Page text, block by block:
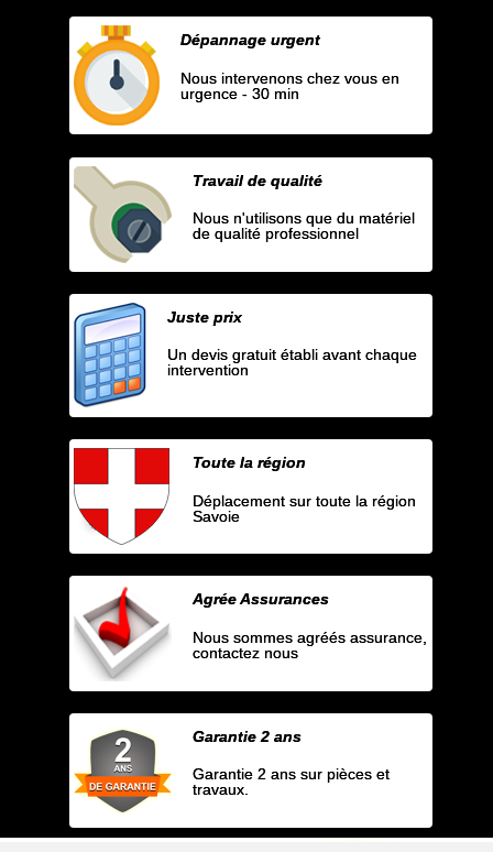
Dépannage urgent
Nous intervenons chez vous en
urgence - 30 min
Travail de qualité
Nous n'utilisons que du matériel
de qualité professionnel
Juste prix
Un devis gratuit établi avant chaque
intervention
Toute la région
Déplacement sur toute la région
Savoie
Agrée Assurances
Nous sommes agréés assurance,
contactez nous
Garantie 2 ans
Garantie 2 ans sur pièces et
travaux.